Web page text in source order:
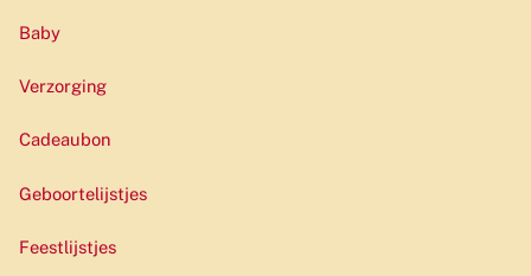
Baby
Verzorging
Cadeaubon
Geboortelijstjes
Feestlijstjes